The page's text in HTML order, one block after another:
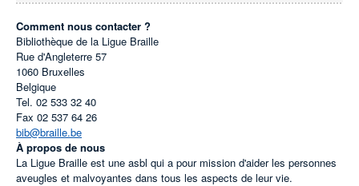
Comment nous contacter ?
Bibliothèque de la Ligue Braille
Rue d'Angleterre 57
1060 Bruxelles
Belgique
Tel. 02 533 32 40
Fax 02 537 64 26
bib@braille.be
À propos de nous
La Ligue Braille est une asbl qui a pour mission d'aider les personnes
aveugles et malvoyantes dans tous les aspects de leur vie.